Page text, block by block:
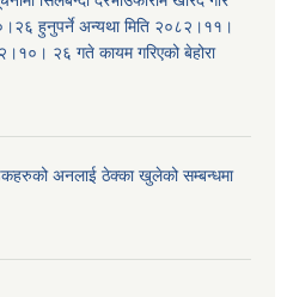
हुनुपर्ने अन्यथा मिति २०८२।११।
२६ गते कायम गरिएको बेहोरा
अनलाई ठेक्का खुलेको सम्बन्धमा